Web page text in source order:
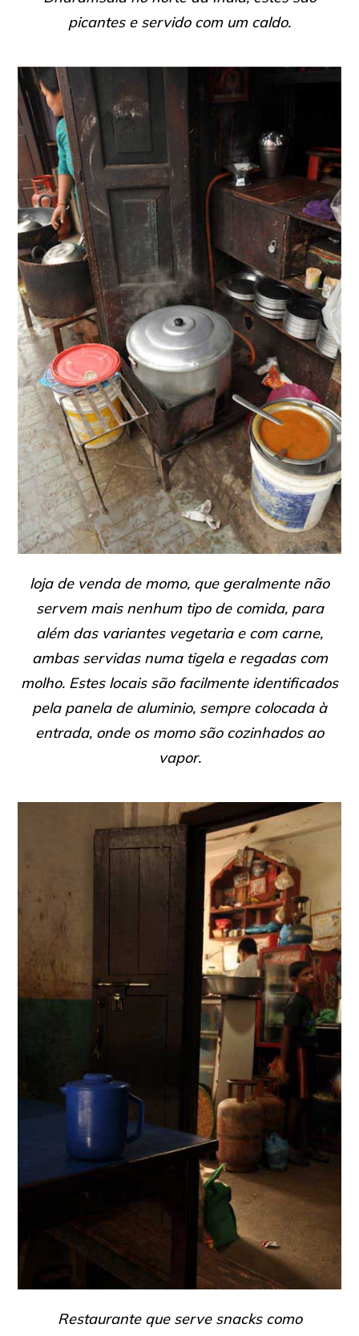
picantes e servido com um caldo.
loja de venda de momo, que geralmente não
servem mais nenhum tipo de comida, para
além das variantes vegetaria e com carne,
ambas servidas numa tigela e regadas com
molho. Estes locais são facilmente identificados
pela panela de aluminio, sempre colocada à
entrada, onde os momo são cozinhados ao
vapor.
Restaurante que serve snacks como